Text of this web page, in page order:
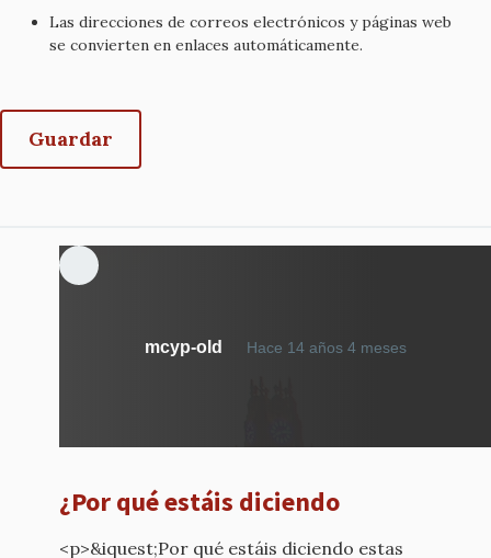
Las direcciones de correos electrónicos y páginas web
se convierten en enlaces automáticamente.
mcyp-old Hace 14 años 4 meses
¿Por qué estáis diciendo
<p>&iquest;Por qué estáis diciendo estas